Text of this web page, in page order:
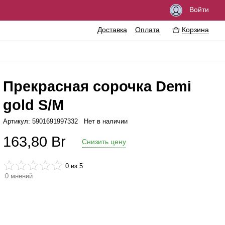
Войти
Доставка Оплата Корзина
средства
гигиена
масла
Эротические сувениры
Прекрасная cорочка Demi
gold S/M
Артикул: 5901691997332 Нет в наличии
163,80 Br Снизить цену
0 из 5
0 мнений